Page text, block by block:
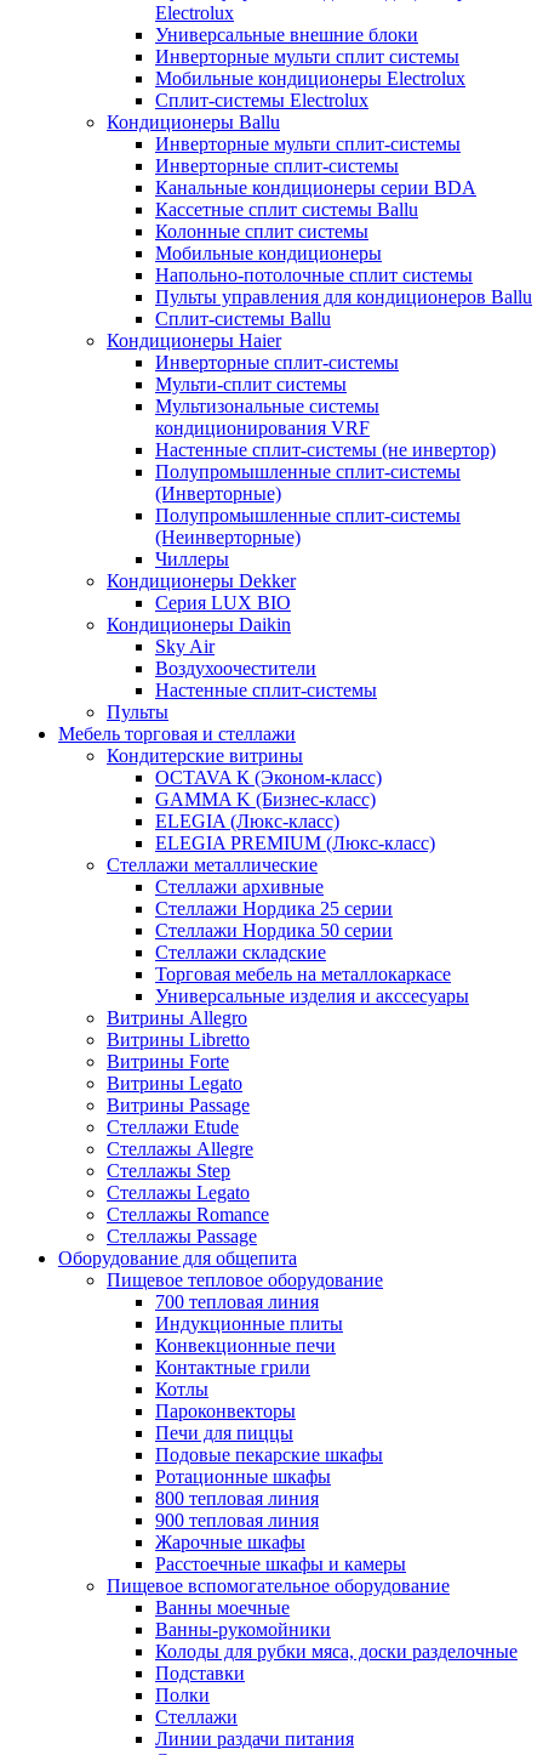
Electrolux
Универсальные внешние блоки
Инверторные мульти сплит системы
Мобильные кондиционеры Electrolux
Сплит-системы Electrolux
Кондиционеры Ballu
Инверторные мульти сплит-системы
Инверторные сплит-системы
Канальные кондиционеры серии BDA
Кассетные сплит системы Ballu
Колонные сплит системы
Мобильные кондиционеры
Напольно-потолочные сплит системы
Пульты управления для кондиционеров Ballu
Сплит-системы Ballu
Кондиционеры Haier
Инверторные сплит-системы
Мульти-сплит системы
Мультизональные системы
кондиционирования VRF
Настенные сплит-системы (не инвертор)
Полупромышленные сплит-системы
(Инверторные)
Полупромышленные сплит-системы
(Неинверторные)
Чиллеры
Кондиционеры Dekker
Серия LUX BIO
Кондиционеры Daikin
Sky Air
Воздухоочестители
Настенные сплит-системы
Пульты
Мебель торговая и стеллажи
Кондитерские витрины
OCTAVA К (Эконом-класс)
GAMMA K (Бизнес-класс)
ELEGIA (Люкс-класс)
ELEGIA PREMIUM (Люкс-класс)
Стеллажи металлические
Стеллажи архивные
Стеллажи Нордика 25 серии
Стеллажи Нордика 50 серии
Стеллажи складские
Торговая мебель на металлокаркасе
Универсальные изделия и акссесуары
Витрины Allegro
Витрины Libretto
Витрины Forte
Витрины Legato
Витрины Passage
Стеллажи Etude
Стеллажы Allegre
Стеллажы Step
Стеллажы Legato
Стеллажы Romance
Стеллажы Passage
Оборудование для общепита
Пищевое тепловое оборудование
700 тепловая линия
Индукционные плиты
Конвекционные печи
Контактные грили
Котлы
Пароконвекторы
Печи для пиццы
Подовые пекарские шкафы
Ротационные шкафы
800 тепловая линия
900 тепловая линия
Жарочные шкафы
Расстоечные шкафы и камеры
Пищевое вспомогательное оборудование
Ванны моечные
Ванны-рукомойники
Колоды для рубки мяса, доски разделочные
Подставки
Полки
Стеллажи
Линии раздачи питания